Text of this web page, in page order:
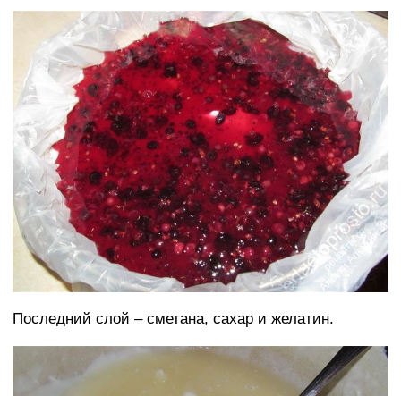
Последний слой – сметана, сахар и желатин.